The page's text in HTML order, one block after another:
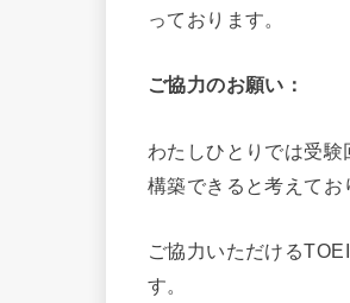
っております。
ご協力のお願い：
わたしひとりでは受
構築できると考えてお
ご協力いただける
す。